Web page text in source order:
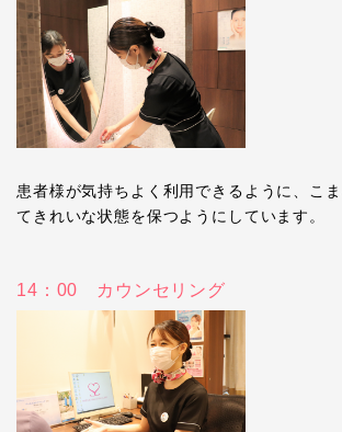
患者様が気持ちよく利用できるように、こ
てきれいな状態を保つようにしています。
14：00 カウンセリング